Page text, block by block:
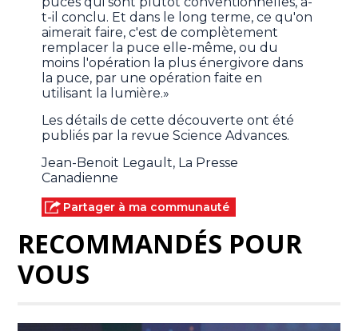
t-il conclu. Et dans le long terme, ce qu'on
aimerait faire, c'est de complètement
remplacer la puce elle-même, ou du
moins l'opération la plus énergivore dans
la puce, par une opération faite en
utilisant la lumière.»
Les détails de cette découverte ont été
publiés par la revue Science Advances.
Jean-Benoit Legault, La Presse
Canadienne
Partager à ma communauté
RECOMMANDÉS POUR
VOUS